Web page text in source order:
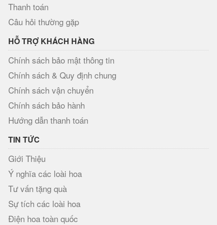
Thanh toán
Câu hỏi thường gặp
HỖ TRỢ KHÁCH HÀNG
Chính sách bảo mật thông tin
Chính sách & Quy định chung
Chính sách vận chuyển
Chính sách bảo hành
Hướng dẫn thanh toán
TIN TỨC
Giới Thiệu
Ý nghĩa các loài hoa
Tư vấn tặng quà
Sự tích các loài hoa
Điện hoa toàn quốc